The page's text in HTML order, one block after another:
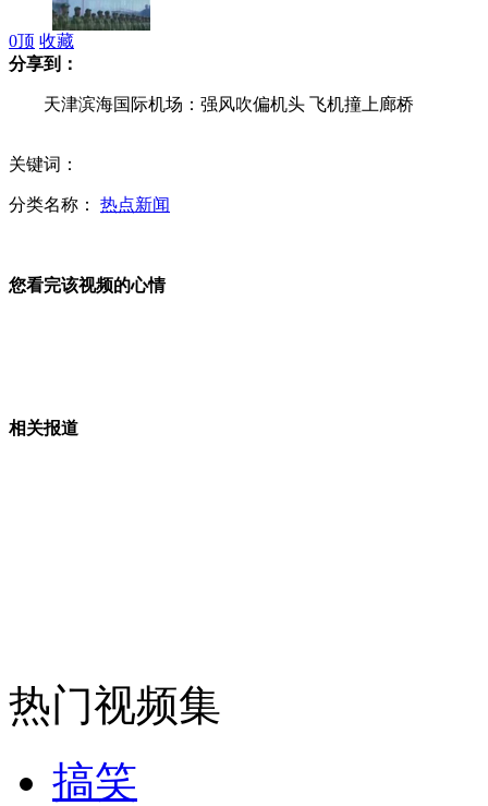
面对面——王峰：解析"大部制"
工人代表建言上涨退休职工工资
0顶 收藏
分享到：
天津滨海国际机场：强风吹偏机头 飞机撞上廊桥
关键词：
分类名称： 热点新闻
您看完该视频的心情
相关报道
热门视频集
搞笑